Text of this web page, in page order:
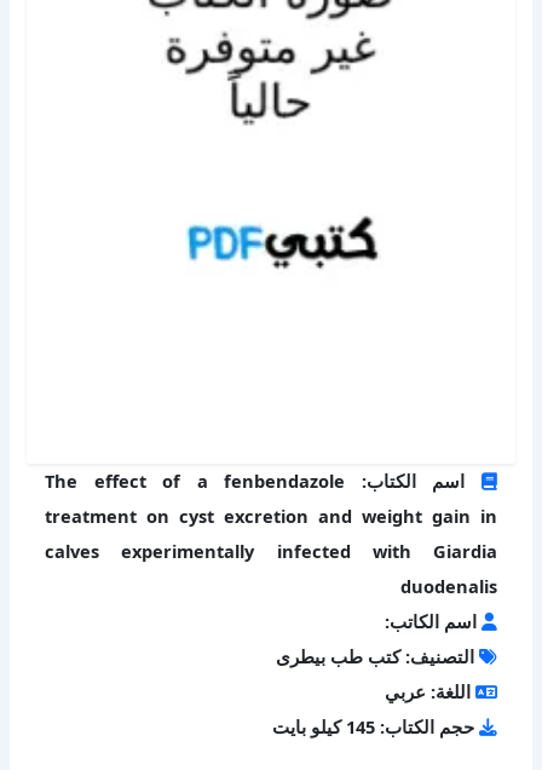
اسم الكتاب: The effect of a fenbendazole
treatment on cyst excretion and weight gain in
calves experimentally infected with Giardia
duodenalis
اسم الكاتب:
التصنيف: كتب طب بيطرى
اللغة: عربي
حجم الكتاب: 145 كيلو بايت